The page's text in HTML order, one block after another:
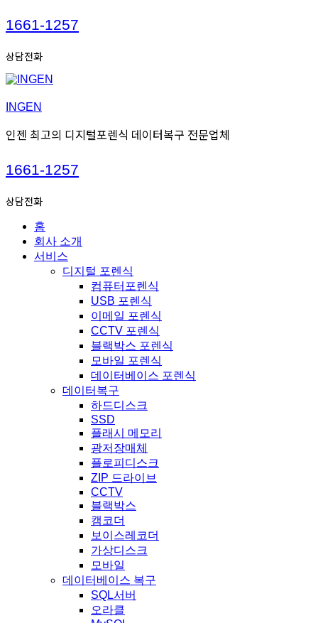
Call
1661-1257
상담전화
INGEN
인젠 최고의 디지털포렌식 데이터복구 전문업체
Call
1661-1257
상담전화
홈
회사 소개
서비스
디지털 포렌식
컴퓨터포렌식
USB 포렌식
이메일 포렌식
CCTV 포렌식
블랙박스 포렌식
모바일 포렌식
데이터베이스 포렌식
데이터복구
하드디스크
SSD
플래시 메모리
광저장매체
플로피디스크
ZIP 드라이브
CCTV
블랙박스
캠코더
보이스레코더
가상디스크
모바일
데이터베이스 복구
SQL서버
오라클